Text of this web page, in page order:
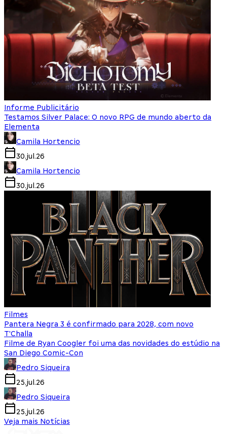
Informe Publicitário
Testamos Silver Palace: O novo RPG de mundo aberto da
Elementa
Camila Hortencio
30.jul.26
Camila Hortencio
30.jul.26
Filmes
Pantera Negra 3 é confirmado para 2028, com novo
T'Challa
Filme de Ryan Coogler foi uma das novidades do estúdio na
San Diego Comic-Con
Pedro Siqueira
25.jul.26
Pedro Siqueira
25.jul.26
Veja mais Notícias